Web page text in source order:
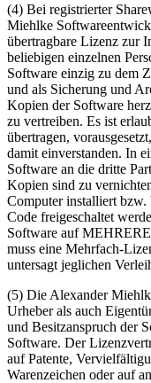
(4) Bei registrierter
Miehlke
übertragbare Lizenz zur
beliebigen einzelnen
Software einzig zu dem
und als Sicherung und
Kopien der Software
zu vertreiben. Es ist
übertragen,
damit einverstanden. In
Software an die dritte
Kopien sind zu
Computer installiert bzw.
Code freigeschaltet
Software auf
muss eine Mehrfach-
untersagt jeglichen
(5) Die Alexander
Urheber als auch
und Besitzanspruch der
Software. Der
auf Patente,
Warenzeichen oder auf